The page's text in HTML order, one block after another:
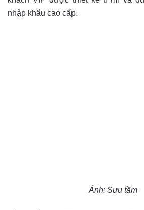
nhập khẩu cao cấp.
Ảnh: Sưu tầm